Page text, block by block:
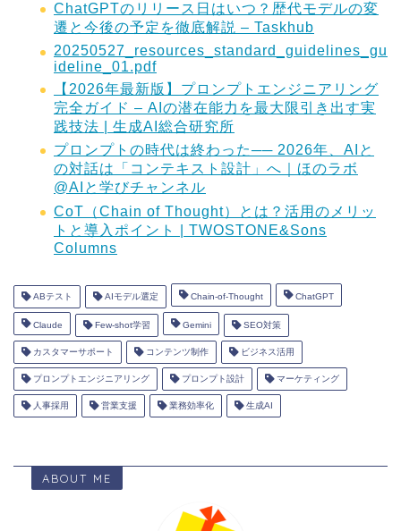
ChatGPTのリリース日はいつ？歴代モデルの変
遷と今後の予定を徹底解説 – Taskhub
20250527_resources_standard_guidelines_gu
ideline_01.pdf
【2026年最新版】プロンプトエンジニアリング
完全ガイド – AIの潜在能力を最大限引き出す実
践技法 | 生成AI総合研究所
プロンプトの時代は終わった── 2026年、AIと
の対話は「コンテキスト設計」へ｜ほのラボ
@AIと学びチャンネル
CoT（Chain of Thought）とは？活用のメリッ
トと導入ポイント | TWOSTONE&Sons
Columns
ABテスト AIモデル選定 Chain-of-Thought ChatGPT
Claude Few-shot学習 Gemini SEO対策
カスタマーサポート コンテンツ制作 ビジネス活用
プロンプトエンジニアリング プロンプト設計 マーケティング
人事採用 営業支援 業務効率化 生成AI
ABOUT ME